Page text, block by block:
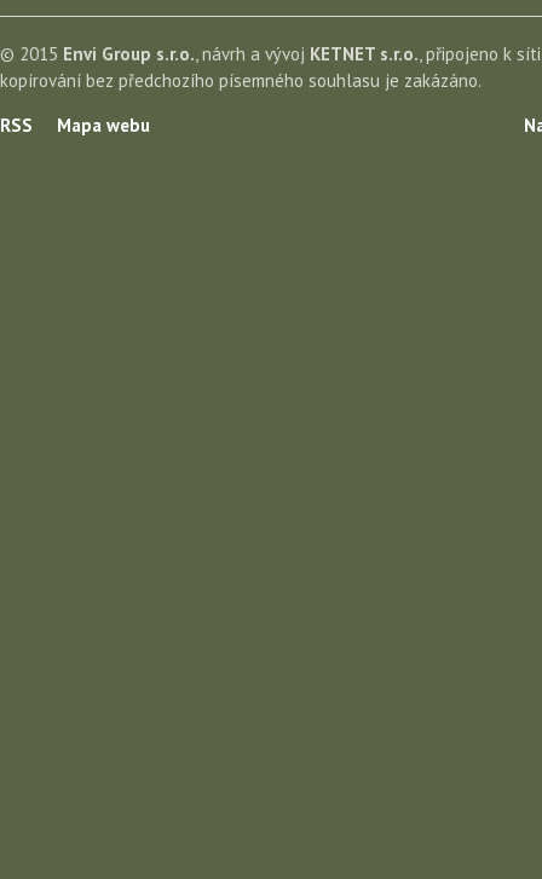
© 2015 Envi Group s.r.o., návrh a vývoj KETNET s.r.o., připojeno k
kopírování bez předchozího písemného souhlasu je zakázáno.
RSS
Mapa webu